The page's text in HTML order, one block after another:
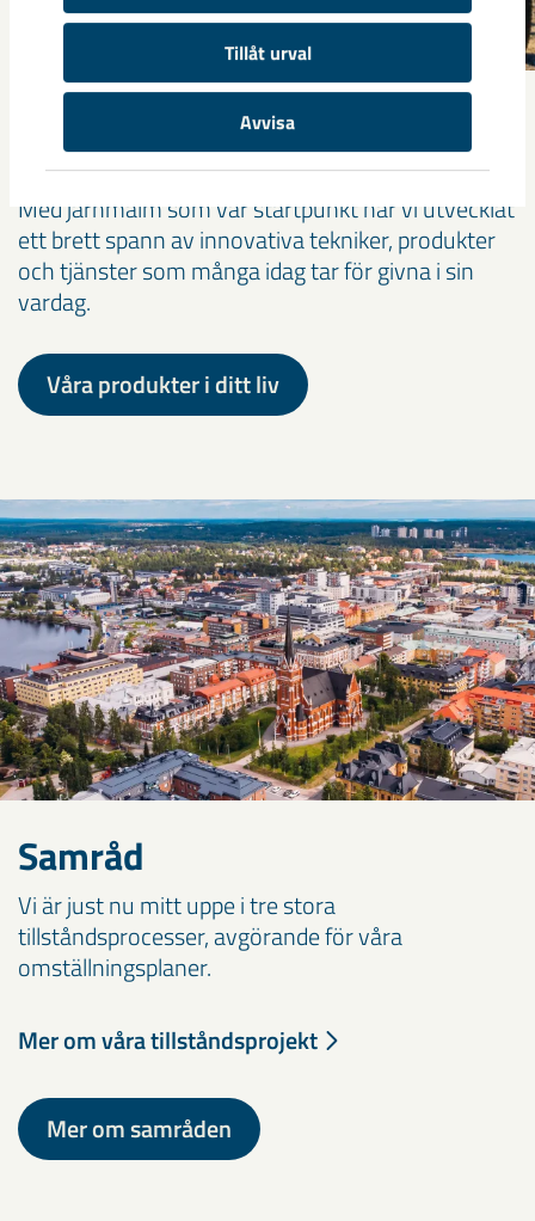
Tillåt urval
Avvisa
Järnmalm och mineral i din
vardag
Med järnmalm som vår startpunkt har vi utvecklat
ett brett spann av innovativa tekniker, produkter
och tjänster som många idag tar för givna i sin
vardag.
Våra produkter i ditt liv
Samråd
Vi är just nu mitt uppe i tre stora
tillståndsprocesser, avgörande för våra
omställningsplaner.
Mer om våra tillståndsprojekt
Mer om samråden